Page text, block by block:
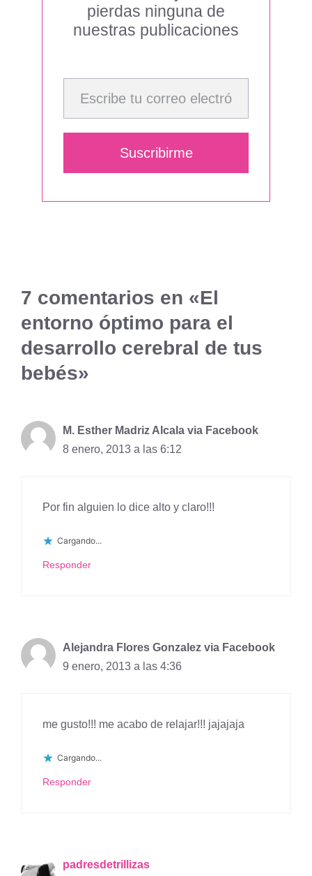
pierdas ninguna de
nuestras publicaciones
Escribe tu correo electrónico…
Suscribirme
7 comentarios en «El
entorno óptimo para el
desarrollo cerebral de tus
bebés»
M. Esther Madriz Alcala via Facebook
8 enero, 2013 a las 6:12
Por fin alguien lo dice alto y claro!!!
Cargando...
Responder
Alejandra Flores Gonzalez via Facebook
9 enero, 2013 a las 4:36
me gusto!!! me acabo de relajar!!! jajajaja
Cargando...
Responder
padresdetrillizas